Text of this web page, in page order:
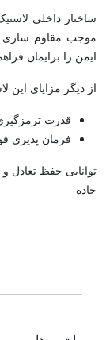
موجب مقاوم سازی
ایمن را برایمان
از دیگر مزایای این
قدرت ترمزگیری
فرمان پذیری
توانایی حفظ تعادل
جاده